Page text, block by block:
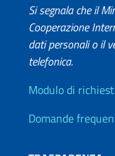
Si segnala che il
Cooperazione
dati personali o il
telefonica.
Info utili
Modulo di
Domande